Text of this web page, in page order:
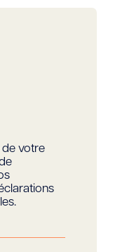
de votre